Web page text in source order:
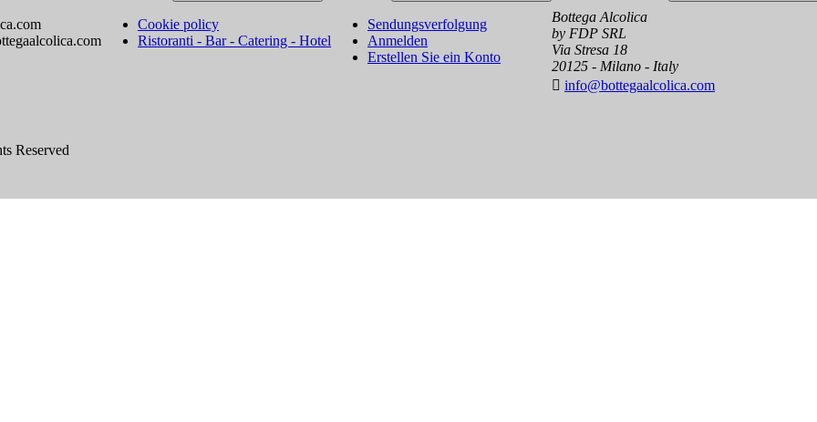
Cookie policy
Ristoranti - Bar - Catering - Hotel
Sendungsverfolgung
Anmelden
Erstellen Sie ein Konto
Bottega Alcolica
by FDP SRL
Via Stresa 18
20125 - Milano - Italy
 info@bottegaalcolica.com
Reserved